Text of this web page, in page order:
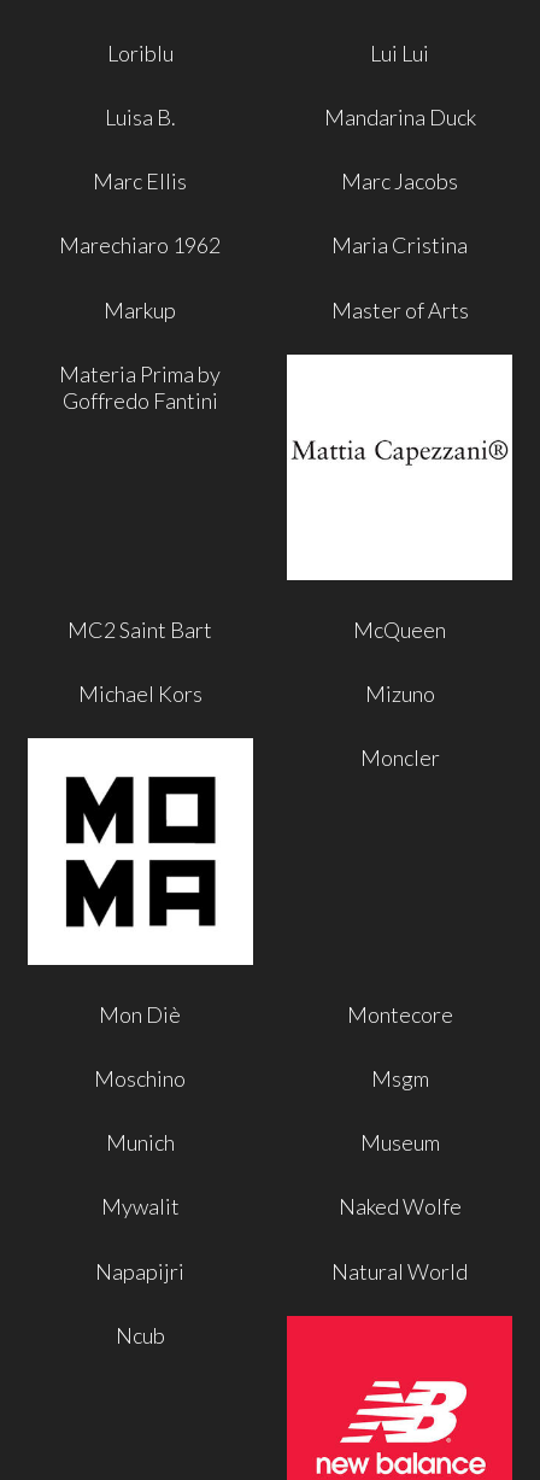
Loriblu Lui Lui
Luisa B. Mandarina Duck
Marc Ellis Marc Jacobs
Marechiaro 1962 Maria Cristina
Markup Master of Arts
Materia Prima by
Goffredo Fantini
MC2 Saint Bart McQueen
Michael Kors Mizuno
Moncler
Mon Diè Montecore
Moschino Msgm
Munich Museum
Mywalit Naked Wolfe
Napapijri Natural World
Ncub